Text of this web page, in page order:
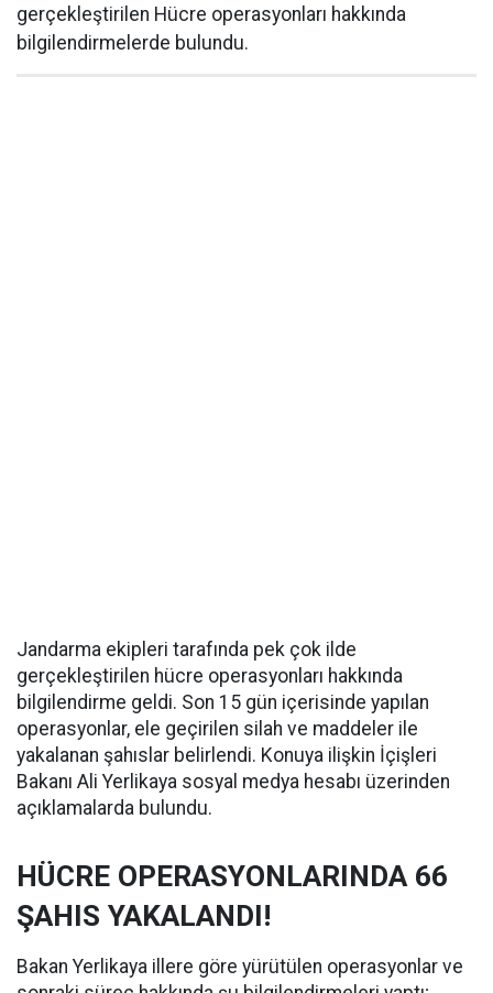
gerçekleştirilen Hücre operasyonları hakkında
bilgilendirmelerde bulundu.
Jandarma ekipleri tarafında pek çok ilde
gerçekleştirilen hücre operasyonları hakkında
bilgilendirme geldi. Son 15 gün içerisinde yapılan
operasyonlar, ele geçirilen silah ve maddeler ile
yakalanan şahıslar belirlendi. Konuya ilişkin İçişleri
Bakanı Ali Yerlikaya sosyal medya hesabı üzerinden
açıklamalarda bulundu.
HÜCRE OPERASYONLARINDA 66
ŞAHIS YAKALANDI!
Bakan Yerlikaya illere göre yürütülen operasyonlar ve